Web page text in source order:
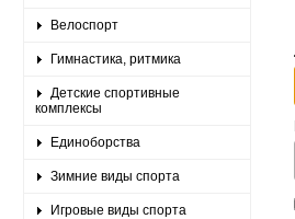
Велоспорт
Гимнастика, ритмика
Детские спортивные
комплексы
Единоборства
Зимние виды спорта
Игровые виды спорта